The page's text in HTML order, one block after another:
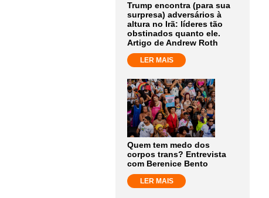
Trump encontra (para sua
surpresa) adversários à
altura no Irã: líderes tão
obstinados quanto ele.
Artigo de Andrew Roth
LER MAIS
Quem tem medo dos
corpos trans? Entrevista
com Berenice Bento
LER MAIS